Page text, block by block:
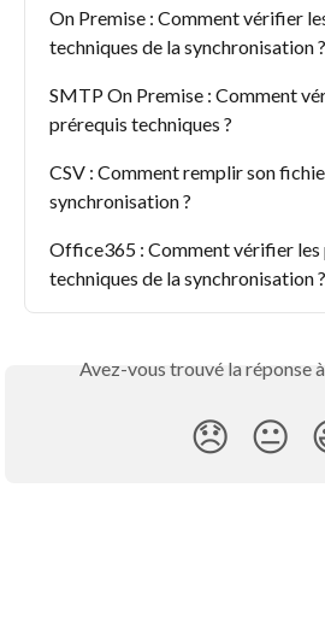
On Premise : Comment vérifier
techniques de la synchronisation ?
SMTP On Premise : Comment
prérequis techniques ?
CSV : Comment remplir son
synchronisation ?
Office365 : Comment vérifier les
techniques de la synchronisation ?
Avez-vous trouvé la réponse
😞 😐